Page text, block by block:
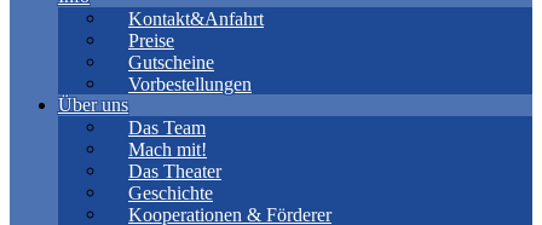
Kontakt&Anfahrt
Preise
Gutscheine
Vorbestellungen
Über uns
Das Team
Mach mit!
Das Theater
Geschichte
Kooperationen & Förderer